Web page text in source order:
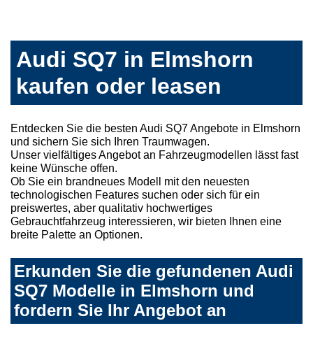
Audi SQ7 in Elmshorn
kaufen oder leasen
Entdecken Sie die besten Audi SQ7 Angebote in Elmshorn
und sichern Sie sich Ihren Traumwagen.
Unser vielfältiges Angebot an Fahrzeugmodellen lässt fast
keine Wünsche offen.
Ob Sie ein brandneues Modell mit den neuesten
technologischen Features suchen oder sich für ein
preiswertes, aber qualitativ hochwertiges
Gebrauchtfahrzeug interessieren, wir bieten Ihnen eine
breite Palette an Optionen.
Erkunden Sie die gefundenen Audi
SQ7 Modelle in Elmshorn und
fordern Sie Ihr Angebot an